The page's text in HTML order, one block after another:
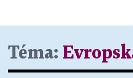
Téma: